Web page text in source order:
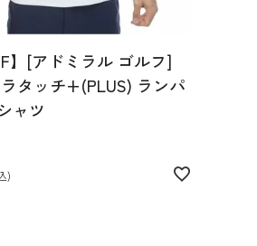
】[アドミラル ゴルフ]
タッチ+(PLUS) ランパ
ャツ